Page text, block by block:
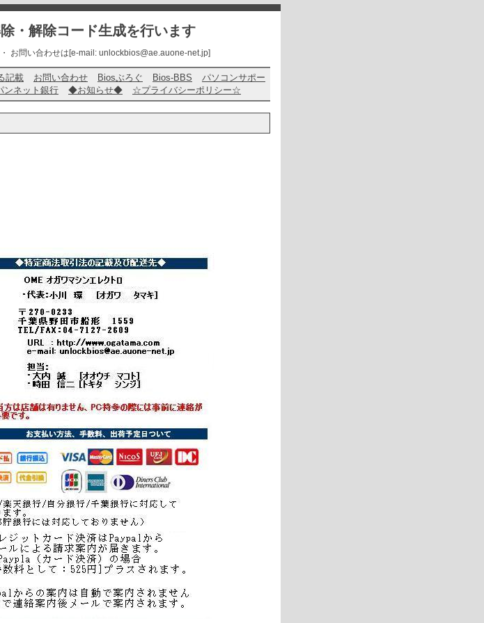
・解除コード生成を行います
お問い合わせは[e-mail: unlockbios@ae.auone-net.jp]
記載 お問い合わせ Biosぶろぐ Bios-BBS
パソコンサポー
ンネット銀行 ◆お知らせ◆ ☆プライバシーポリシー☆